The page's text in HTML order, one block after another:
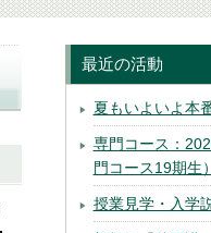
最近の活動
夏もいよいよ本
専門コース：
門コース19期生
授業見学・入学